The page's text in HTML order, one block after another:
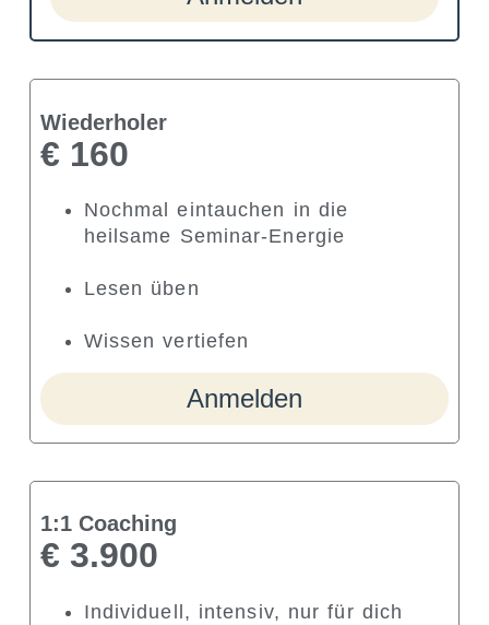
Wiederholer
€ 160
Nochmal eintauchen in die
heilsame Seminar-Energie
Lesen üben
Wissen vertiefen
Anmelden
1:1 Coaching
€ 3.900
Individuell, intensiv, nur für dich